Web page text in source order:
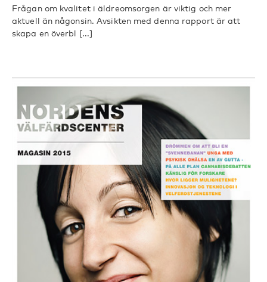
Frågan om kvalitet i äldreomsorgen är viktig och mer
aktuell än någonsin. Avsikten med denna rapport är att
skapa en överbl [...]